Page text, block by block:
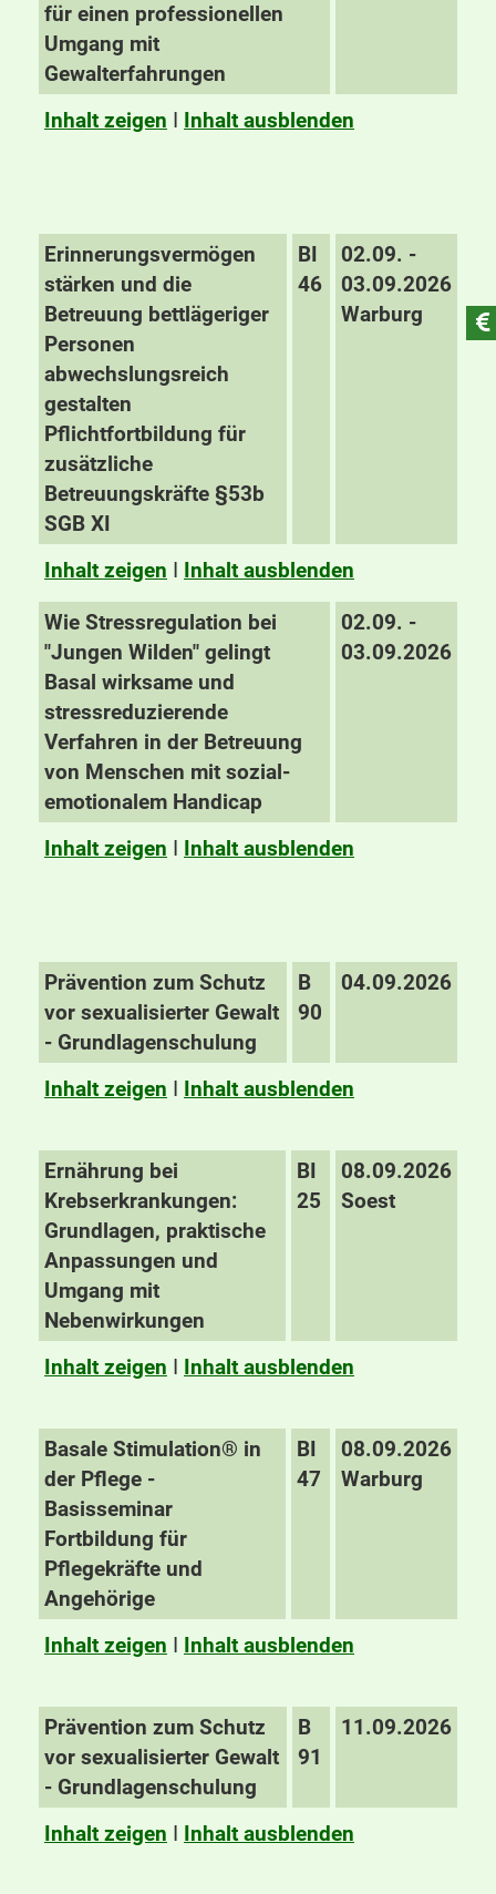
für einen professionellen
Umgang mit
Gewalterfahrungen
Inhalt zeigen I Inhalt ausblenden
Erinnerungsvermögen
stärken und die
Betreuung bettlägeriger
Personen
abwechslungsreich
gestalten
Pflichtfortbildung für
zusätzliche
Betreuungskräfte §53b
SGB XI
BI
46
02.09. -
03.09.2026
Warburg
Inhalt zeigen I Inhalt ausblenden
Wie Stressregulation bei
"Jungen Wilden" gelingt
Basal wirksame und
stressreduzierende
Verfahren in der Betreuung
von Menschen mit sozial-
emotionalem Handicap
02.09. -
03.09.2026
Inhalt zeigen I Inhalt ausblenden
Prävention zum Schutz
vor sexualisierter Gewalt
- Grundlagenschulung
B
90
04.09.2026
Inhalt zeigen I Inhalt ausblenden
Ernährung bei
Krebserkrankungen:
Grundlagen, praktische
Anpassungen und
Umgang mit
Nebenwirkungen
BI
25
08.09.2026
Soest
Inhalt zeigen I Inhalt ausblenden
Basale Stimulation® in
der Pflege -
Basisseminar
Fortbildung für
Pflegekräfte und
Angehörige
BI
47
08.09.2026
Warburg
Inhalt zeigen I Inhalt ausblenden
Prävention zum Schutz
vor sexualisierter Gewalt
- Grundlagenschulung
B
91
11.09.2026
Inhalt zeigen I Inhalt ausblenden